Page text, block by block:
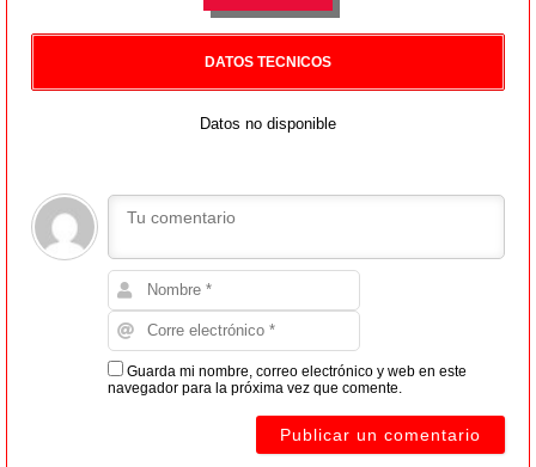
DATOS TECNICOS
Datos no disponible
Guarda mi nombre, correo electrónico y web en este
navegador para la próxima vez que comente.